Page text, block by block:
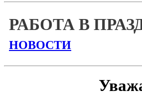
РАБОТА В
НОВОСТИ